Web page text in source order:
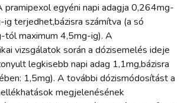
pramipexol egyéni napi adagja 0,264mg-
terjedhet,bázisra számítva (a só
maximum 4,5mg-ig). A
vizsgálatok során a dózisemelés ideje
legkisebb napi adag 1,1mg,bázisra
1,5mg). A további dózismódosítást a
megjelenésének